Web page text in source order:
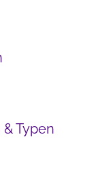
Typen